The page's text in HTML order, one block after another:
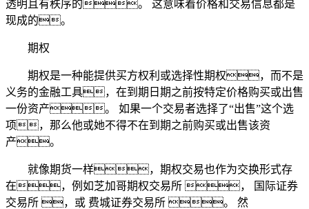
透明且有秩序的。 这意味着价格和交易信息都是
现成的。
期权
期权是一种能提供买方权利或选择性期权，而不是
义务的金融工具，在到期日期之前按特定价格购买或出售
一份资产。 如果一个交易者选择了“出售”这个选
项，那么他或她不得不在到期之前购买或出售该资
产。
就像期货一样，期权交易也作为交换形式存
在，例如芝加哥期权交易所 ， 国际证券
交易所 ，或 费城证券交易所 。 然